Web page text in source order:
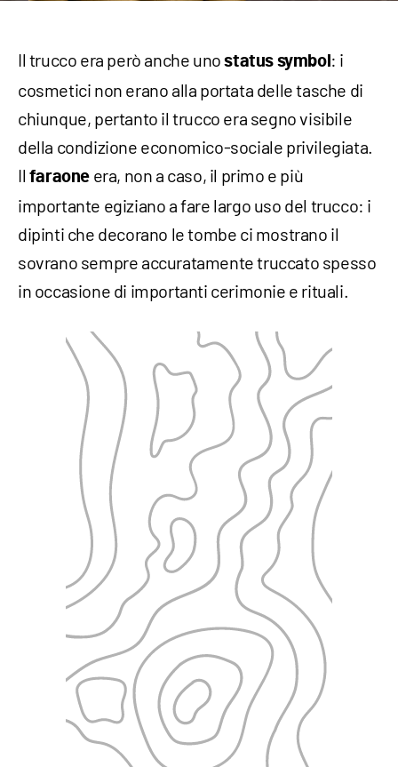
Il trucco era però anche unostatus symbol : i
cosmetici non erano alla portata delle tasche di
chiunque, pertanto il trucco era segno visibile
della condizione economico-sociale privilegiata.
Il faraone era, non a caso, il primo e più
importante egiziano a fare largo uso del trucco: i
dipinti che decorano le tombe ci mostrano il
sovrano sempre accuratamente truccato spesso
in occasione di importanti cerimonie e rituali.